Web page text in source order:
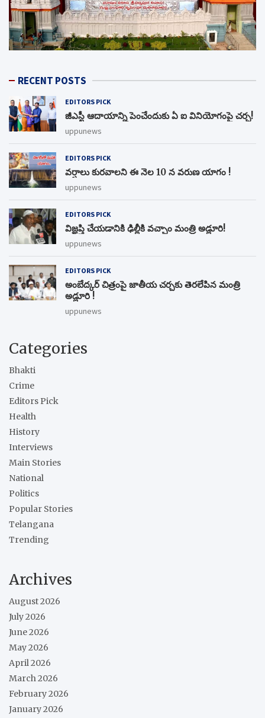
RECENT POSTS
EDITORS PICK
జీఎస్టీ ఆదాయాన్ని పెంచేందుకు ఏ ఐ వినియోగంపై చర్చ!
uppunews
EDITORS PICK
వర్షాలు కురవాలని ఈ నెల 10 న వరుణ యాగం !
uppunews
EDITORS PICK
విజ్ఞప్తి చేయడానికి ఢిల్లీకి వచ్చాం మంత్రి అడ్లూరి!
uppunews
EDITORS PICK
అంబేద్కర్ చిత్రంపై జాతీయ చర్చకు తెరలేపిన మంత్రి
అడ్లూరి !
uppunews
Categories
Bhakti
Crime
Editors Pick
Health
History
Interviews
Main Stories
National
Politics
Popular Stories
Telangana
Trending
Archives
August 2026
July 2026
June 2026
May 2026
April 2026
March 2026
February 2026
January 2026